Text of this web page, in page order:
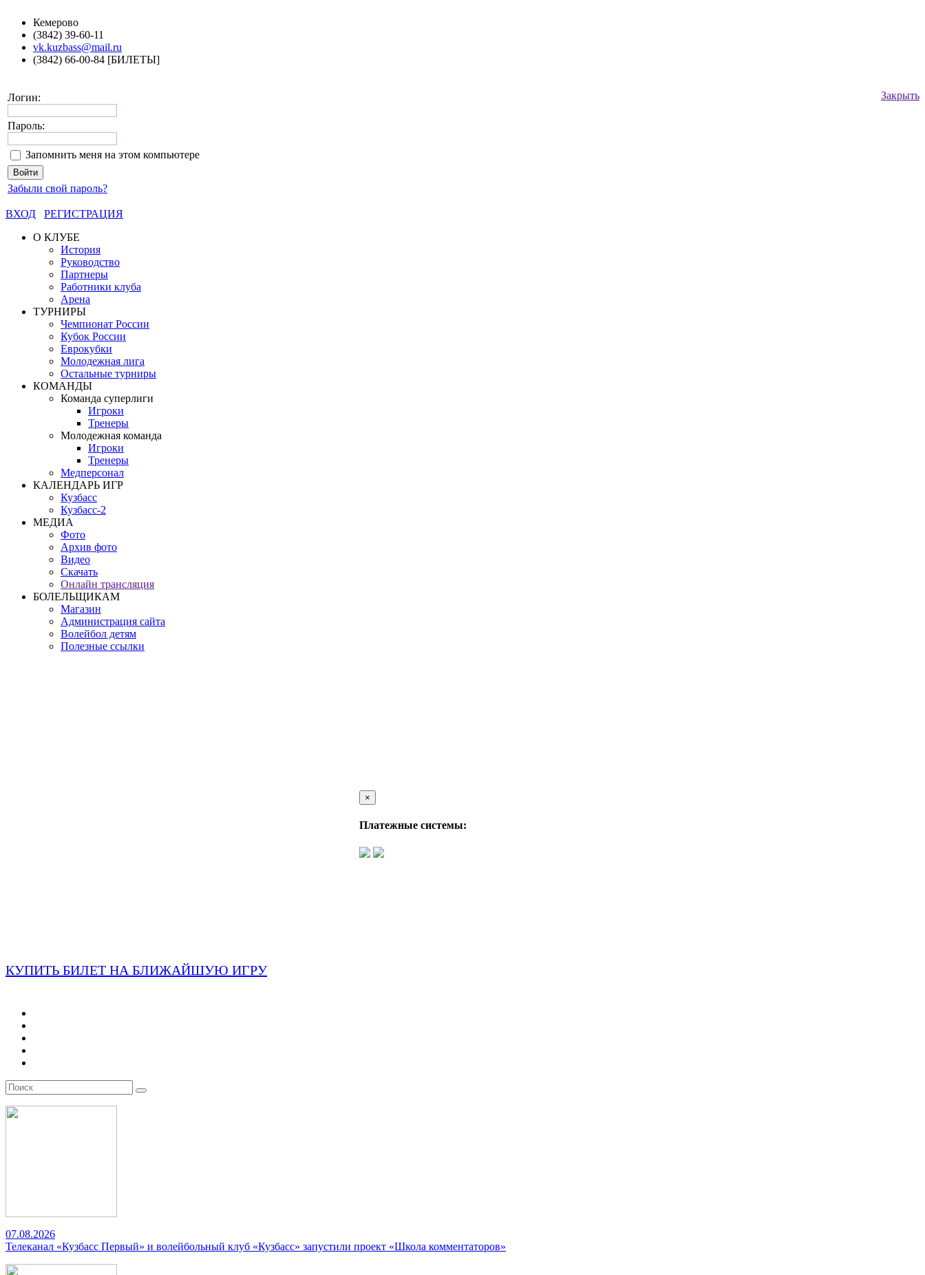
Кемерово
(3842) 39-60-11
vk.kuzbass@mail.ru
(3842) 66-00-84 [БИЛЕТЫ]
Закрыть
Логин:
Пароль:
Запомнить меня на этом компьютере
Забыли свой пароль?
ВХОД
РЕГИСТРАЦИЯ
О КЛУБЕ
История
Руководство
Партнеры
Работники клуба
Арена
ТУРНИРЫ
Чемпионат России
Кубок России
Еврокубки
Молодежная лига
Остальные турниры
КОМАНДЫ
Команда суперлиги
Игроки
Тренеры
Молодежная команда
Игроки
Тренеры
Медперсонал
КАЛЕНДАРЬ ИГР
Кузбасс
Кузбасс-2
МЕДИА
Фото
Архив фото
Видео
Скачать
Онлайн трансляция
БОЛЕЛЬЩИКАМ
Магазин
Администрация сайта
Волейбол детям
Полезные ссылки
×
Платежные системы:
КУПИТЬ БИЛЕТ НА БЛИЖАЙШУЮ ИГРУ
07.08.2026
Телеканал «Кузбасс Первый» и волейбольный клуб «Кузбасс» запустили проект «Школа комментаторов»